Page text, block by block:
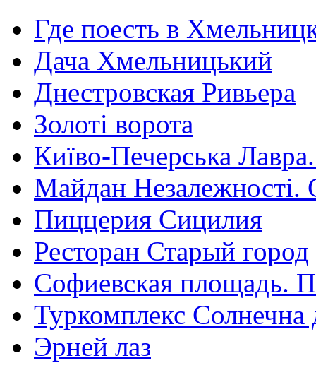
Где поесть в
Дача Хмельницький
Днестровская Ривьера
Золоті ворота
Київо-Печерська
Майдан Незалежності.
Пиццерия Сицилия
Ресторан Старый город
Софиевская площадь.
Туркомплекс Солнечна
Эрней лаз